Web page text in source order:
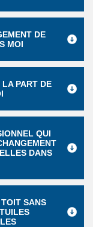
DE
MOI
PART DE
QUI
DANS
SANS